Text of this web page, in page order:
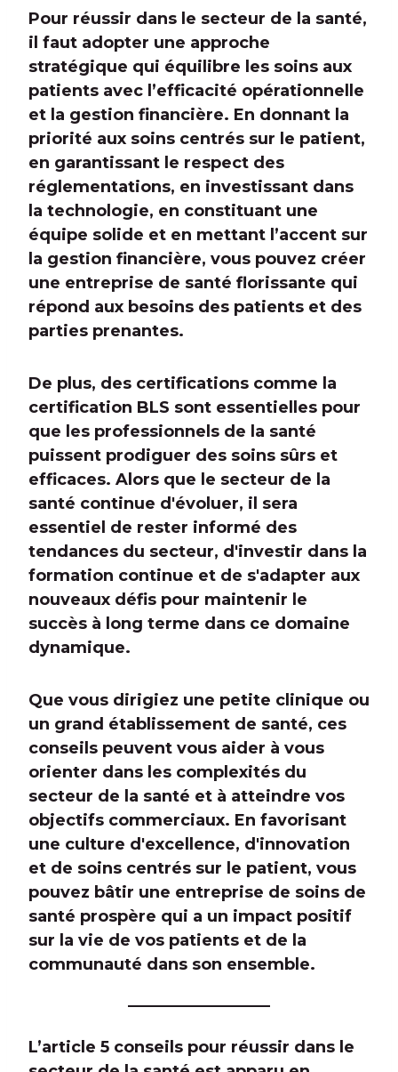
Pour réussir dans le secteur de la santé,
il faut adopter une approche
stratégique qui équilibre les soins aux
patients avec l’efficacité opérationnelle
et la gestion financière. En donnant la
priorité aux soins centrés sur le patient,
en garantissant le respect des
réglementations, en investissant dans
la technologie, en constituant une
équipe solide et en mettant l’accent sur
la gestion financière, vous pouvez créer
une entreprise de santé florissante qui
répond aux besoins des patients et des
parties prenantes.
De plus, des certifications comme la
certification BLS sont essentielles pour
que les professionnels de la santé
puissent prodiguer des soins sûrs et
efficaces. Alors que le secteur de la
santé continue d'évoluer, il sera
essentiel de rester informé des
tendances du secteur, d'investir dans la
formation continue et de s'adapter aux
nouveaux défis pour maintenir le
succès à long terme dans ce domaine
dynamique.
Que vous dirigiez une petite clinique ou
un grand établissement de santé, ces
conseils peuvent vous aider à vous
orienter dans les complexités du
secteur de la santé et à atteindre vos
objectifs commerciaux. En favorisant
une culture d'excellence, d'innovation
et de soins centrés sur le patient, vous
pouvez bâtir une entreprise de soins de
santé prospère qui a un impact positif
sur la vie de vos patients et de la
communauté dans son ensemble.
L’article 5 conseils pour réussir dans le